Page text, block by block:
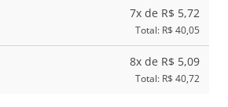
7x de R$ 5,72
Total: R$ 40,05
8x de R$ 5,09
Total: R$ 40,72